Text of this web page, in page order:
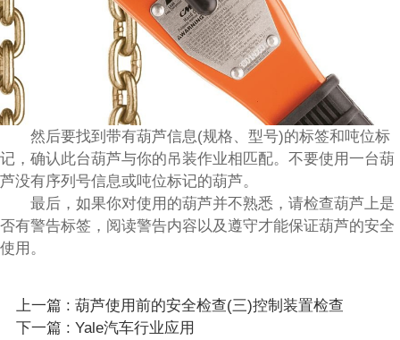
然后要找到带有葫芦信息(规格、型号)的标签和吨位标
记，确认此台葫芦与你的吊装作业相匹配。不要使用一台葫
芦没有序列号信息或吨位标记的葫芦。
最后，如果你对使用的葫芦并不熟悉，请检查葫芦上是
否有警告标签，阅读警告内容以及遵守才能保证葫芦的安全
使用。
上一篇 : 葫芦使用前的安全检查(三)控制装置检查
下一篇 : Yale汽车行业应用